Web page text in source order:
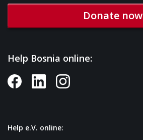
Donate now
Help Bosnia online:
Help e.V. online: